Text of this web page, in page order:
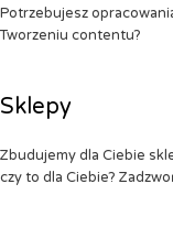
Potrzebujesz
Tworzeniu contentu?
Sklepy
Zbudujemy dla Ciebie
czy to dla Ciebie?